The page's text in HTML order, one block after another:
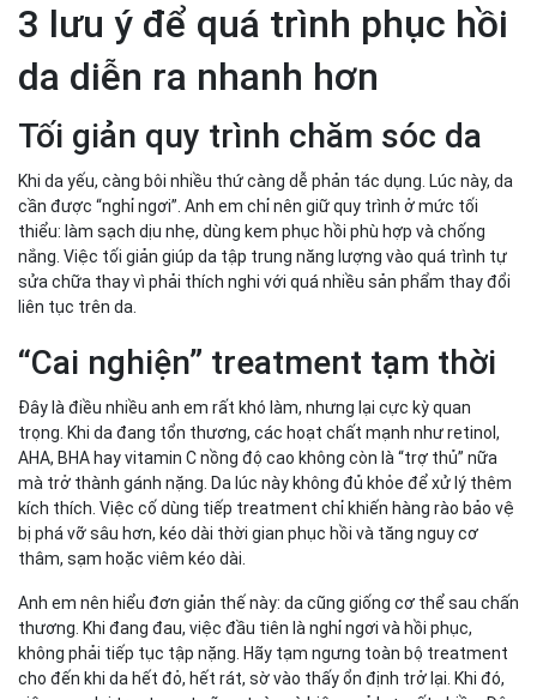
3 lưu ý để quá trình phục hồi
da diễn ra nhanh hơn
Tối giản quy trình chăm sóc da
Khi da yếu, càng bôi nhiều thứ càng dễ phản tác dụng. Lúc này, da
cần được “nghỉ ngơi”. Anh em chỉ nên giữ quy trình ở mức tối
thiểu: làm sạch dịu nhẹ, dùng kem phục hồi phù hợp và chống
nắng. Việc tối giản giúp da tập trung năng lượng vào quá trình tự
sửa chữa thay vì phải thích nghi với quá nhiều sản phẩm thay đổi
liên tục trên da.
“Cai nghiện” treatment tạm thời
Đây là điều nhiều anh em rất khó làm, nhưng lại cực kỳ quan
trọng. Khi da đang tổn thương, các hoạt chất mạnh như retinol,
AHA, BHA hay vitamin C nồng độ cao không còn là “trợ thủ” nữa
mà trở thành gánh nặng. Da lúc này không đủ khỏe để xử lý thêm
kích thích. Việc cố dùng tiếp treatment chỉ khiến hàng rào bảo vệ
bị phá vỡ sâu hơn, kéo dài thời gian phục hồi và tăng nguy cơ
thâm, sạm hoặc viêm kéo dài.
Anh em nên hiểu đơn giản thế này: da cũng giống cơ thể sau chấn
thương. Khi đang đau, việc đầu tiên là nghỉ ngơi và hồi phục,
không phải tiếp tục tập nặng. Hãy tạm ngưng toàn bộ treatment
cho đến khi da hết đỏ, hết rát, sờ vào thấy ổn định trở lại. Khi đó,